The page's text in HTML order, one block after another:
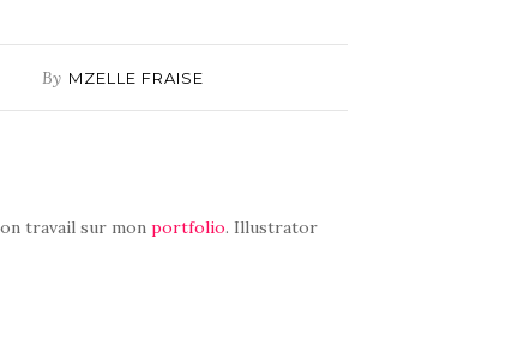
By MZELLE FRAISE
travail sur mon portfolio. Illustrator